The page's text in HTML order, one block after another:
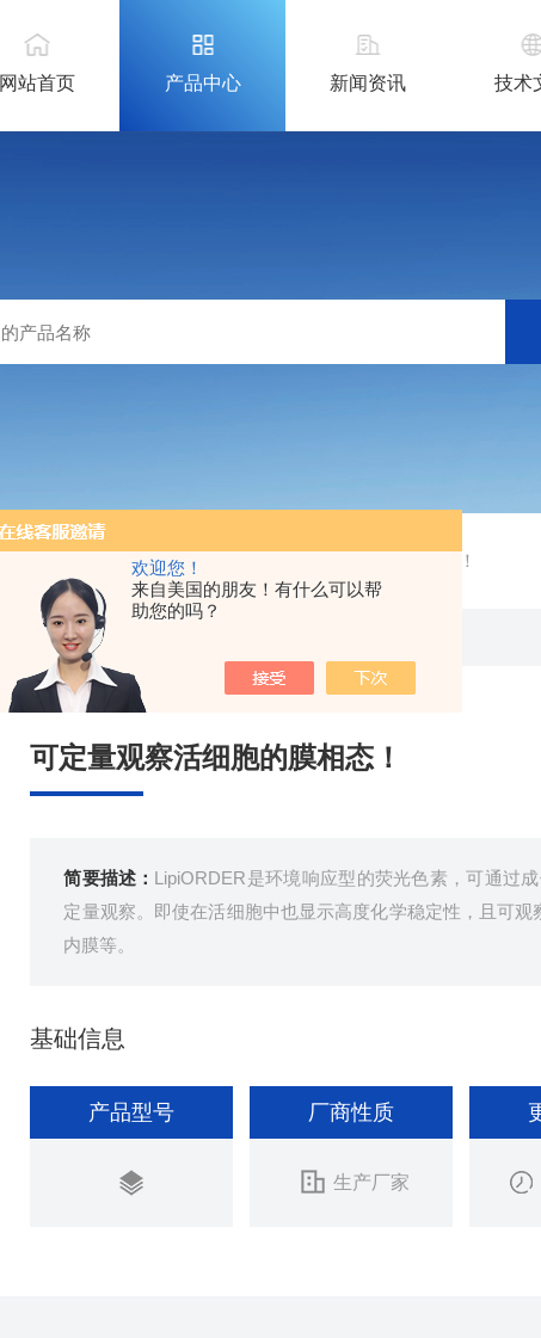
欢迎您！
来自美国的朋友！有什么可以帮
助您的吗？
网站首页 产品中心 新闻资讯 技术
/ /细胞分析 / 可定量观察活细胞的膜相态！
可定量观察活细胞的膜相态！
简要描述： LipiORDER是环境响应型的荧光色素，可通过
定量观察。即使在活细胞中也显示高度化学稳定性，且可
内膜等。
基础信息
产品型号 厂商性质
生产厂家